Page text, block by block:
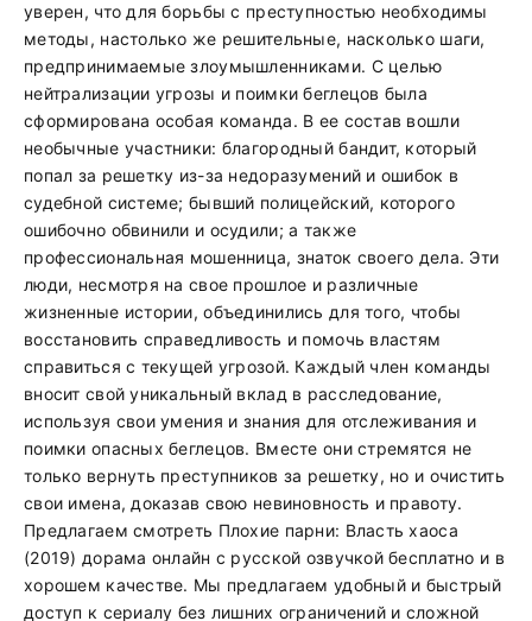
уверен, что для борьбы с преступностью необходимы
методы, настолько же решительные, насколько шаги,
предпринимаемые злоумышленниками. С целью
нейтрализации угрозы и поимки беглецов была
сформирована особая команда. В ее состав вошли
необычные участники: благородный бандит, который
попал за решетку из-за недоразумений и ошибок в
судебной системе; бывший полицейский, которого
ошибочно обвинили и осудили; а также
профессиональная мошенница, знаток своего дела. Эти
люди, несмотря на свое прошлое и различные
жизненные истории, объединились для того, чтобы
восстановить справедливость и помочь властям
справиться с текущей угрозой. Каждый член команды
вносит свой уникальный вклад в расследование,
используя свои умения и знания для отслеживания и
поимки опасных беглецов. Вместе они стремятся не
только вернуть преступников за решетку, но и очистить
свои имена, доказав свою невиновность и правоту.
Предлагаем смотреть Плохие парни: Власть хаоса
(2019) дорама онлайн с русской озвучкой бесплатно и в
хорошем качестве. Мы предлагаем удобный и быстрый
доступ к сериалу без лишних ограничений и сложной